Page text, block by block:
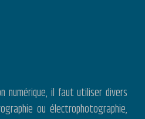
numérique, il faut utiliser divers
ou électrophotographie,